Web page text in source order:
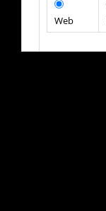
Web